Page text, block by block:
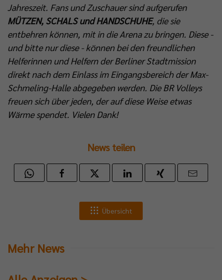
Jahreszeit. Fans und Zuschauer sind aufgerufen
MÜTZEN, SCHALS und HANDSCHUHE, die sie
entbehren können, mit in die Arena zu bringen. Diese -
und bitte nur diese - können bei den freundlichen
Helferinnen und Helfern der Berliner Stadtmission
direkt nach dem Einlass im Eingangsbereich der Max-
Schmeling-Halle abgegeben werden. Die BR Volleys
freuen sich über jeden, der auf diese Weise etwas
Wärme spendet. Vielen Dank!
News teilen
Übersicht
Mehr News